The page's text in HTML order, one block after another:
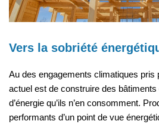
Vers la sobriété
Au des engagements climatiques pris
actuel est de construire des bâtiments
d’énergie qu’ils n’en consomment.
performants d’un point de vue